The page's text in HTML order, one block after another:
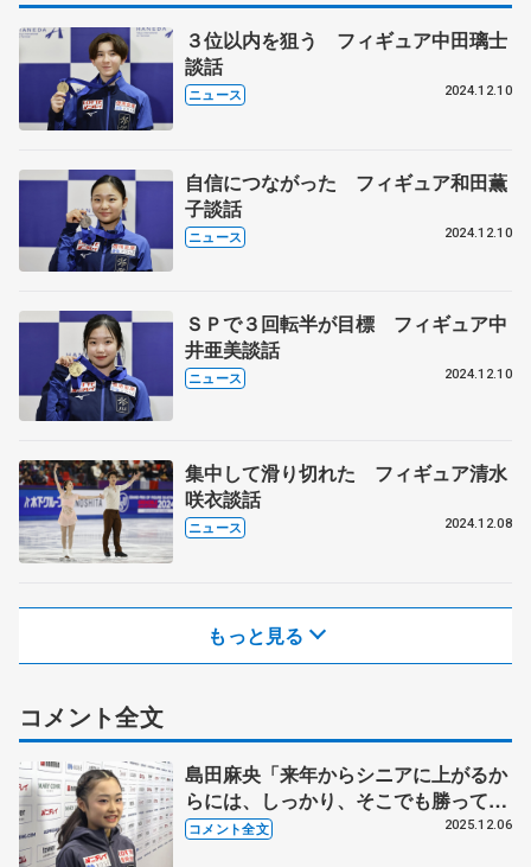
３位以内を狙う フィギュア中田璃士
談話
ニュース 2024.12.10
自信につながった フィギュア和田薫
子談話
ニュース 2024.12.10
ＳＰで３回転半が目標 フィギュア中
井亜美談話
ニュース 2024.12.10
集中して滑り切れた フィギュア清水
咲衣談話
ニュース 2024.12.08
もっと見る
コメント全文
島田麻央「来年からシニアに上がるか
らには、しっかり、そこでも勝ってい
きたいと思っている」【ジュニアGP
コメント全文 2025.12.06